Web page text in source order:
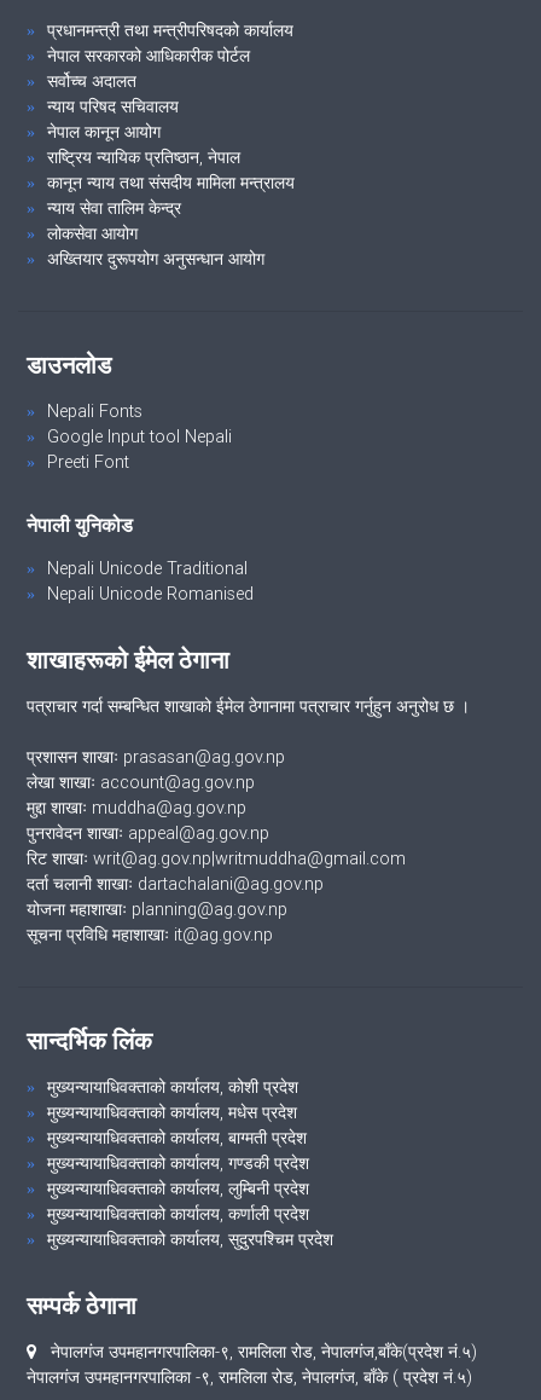
प्रधानमन्त्री तथा मन्त्रीपरिषदको कार्यालय
नेपाल सरकारको आधिकारीक पोर्टल
सर्वोच्च अदालत
न्याय परिषद सचिवालय
नेपाल कानून आयोग
राष्ट्रिय न्यायिक प्रतिष्ठान, नेपाल
कानून न्याय तथा संसदीय मामिला मन्त्रालय
न्याय सेवा तालिम केन्द्र
लोकसेवा आयोग
अख्तियार दुरूपयोग अनुसन्धान आयोग
डाउनलोड
Nepali Fonts
Google Input tool Nepali
Preeti Font
नेपाली युनिकोड
Nepali Unicode Traditional
Nepali Unicode Romanised
शाखाहरूको ईमेल ठेगाना
पत्राचार गर्दा सम्बन्धित शाखाको ईमेल ठेगानामा पत्राचार गर्नुहुन अनुरोध छ ।
प्रशासन शाखाः prasasan@ag.gov.np
लेखा शाखाः account@ag.gov.np
मुद्दा शाखाः muddha@ag.gov.np
पुनरावेदन शाखाः appeal@ag.gov.np
रिट शाखाः writ@ag.gov.np|writmuddha@gmail.com
दर्ता चलानी शाखाः dartachalani@ag.gov.np
योजना महाशाखाः planning@ag.gov.np
सूचना प्रविधि महाशाखाः it@ag.gov.np
सान्दर्भिक लिंक
मुख्यन्यायाधिवक्ताको कार्यालय, कोशी प्रदेश
मुख्यन्यायाधिवक्ताको कार्यालय, मधेस प्रदेश
मुख्यन्यायाधिवक्ताको कार्यालय, बाग्मती प्रदेश
मुख्यन्यायाधिवक्ताको कार्यालय, गण्डकी प्रदेश
मुख्यन्यायाधिवक्ताको कार्यालय, लुम्बिनी प्रदेश
मुख्यन्यायाधिवक्ताको कार्यालय, कर्णाली प्रदेश
मुख्यन्यायाधिवक्ताको कार्यालय, सुदुरपश्चिम प्रदेश
सम्पर्क ठेगाना
नेपालगंज उपमहानगरपालिका-९, रामलिला रोड, नेपालगंज,बाँके(प्रदेश नं.५)
नेपालगंज उपमहानगरपालिका -९, रामलिला रोड, नेपालगंज, बाँके ( प्रदेश नं.५)